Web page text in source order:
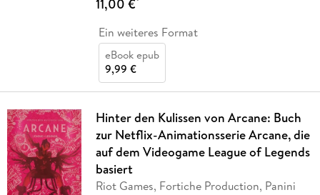
11,00 €
Ein weiteres Format
eBook epub
9,99 €
Hinter den Kulissen von Arcane: Buch
zur Netflix-Animationsserie Arcane, die
auf dem Videogame League of Legends
basiert
Riot Games, Fortiche Production, Panini